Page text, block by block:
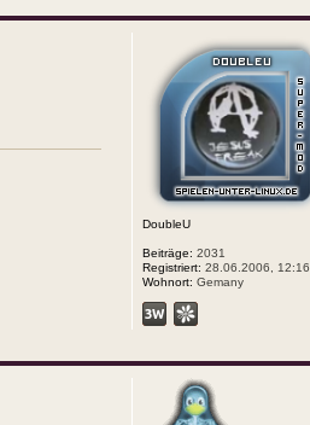
DoubleU
Beiträge: 2031
Registriert: 28.06.2006, 12:16
Wohnort: Gemany